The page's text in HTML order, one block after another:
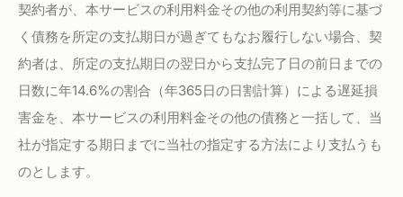
契約者が、本サービスの利用料金その他の利用契約等に基づ
く債務を所定の支払期日が過ぎてもなお履行しない場合、契
約者は、所定の支払期日の翌日から支払完了日の前日までの
日数に年14.6%の割合（年365日の日割計算）による遅延損
害金を、本サービスの利用料金その他の債務と一括して、当
社が指定する期日までに当社の指定する方法により支払うも
のとします。